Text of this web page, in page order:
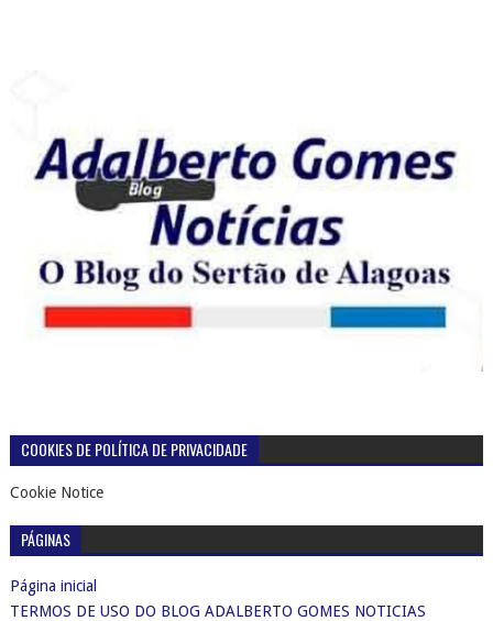
COOKIES DE POLÍTICA DE PRIVACIDADE
Cookie Notice
PÁGINAS
Página inicial
TERMOS DE USO DO BLOG ADALBERTO GOMES NOTICIAS